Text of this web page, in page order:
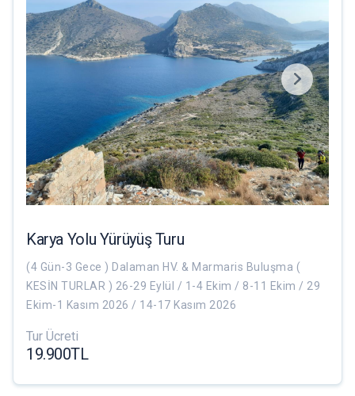
Karya Yolu Yürüyüş Turu
(4 Gün-3 Gece ) Dalaman HV. & Marmaris Buluşma (
KESİN TURLAR ) 26-29 Eylül / 1-4 Ekim / 8-11 Ekim / 29
Ekim-1 Kasım 2026 / 14-17 Kasım 2026
Tur Ücreti
19.900TL